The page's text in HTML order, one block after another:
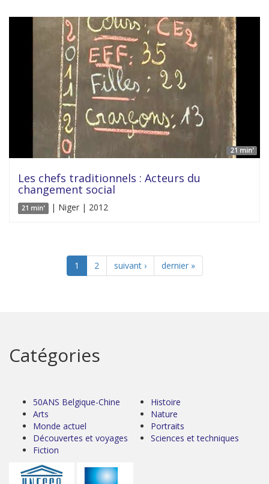
21 min'
Les chefs traditionnels : Acteurs du
changement social
21 min' | Niger | 2012
1 2 suivant › dernier »
Catégories
50ANS Belgique-Chine
Arts
Monde actuel
Découvertes et voyages
Fiction
Histoire
Nature
Portraits
Sciences et techniques